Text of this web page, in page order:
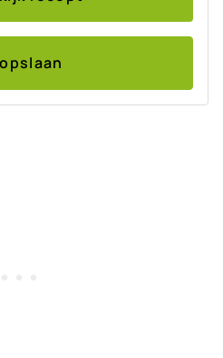
opslaan